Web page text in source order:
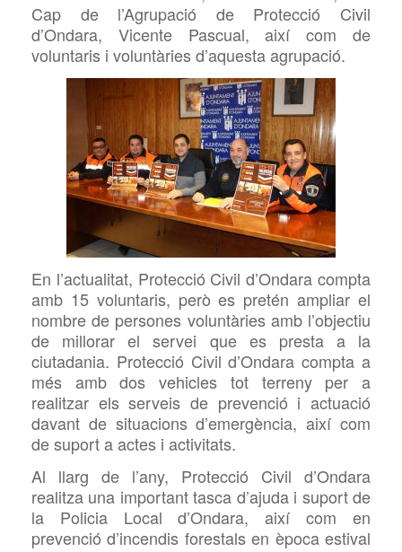
Cap de l’Agrupació de Protecció Civil
d’Ondara, Vicente Pascual, així com de
voluntaris i voluntàries d’aquesta agrupació.
En l’actualitat, Protecció Civil d’Ondara compta
amb 15 voluntaris, però es pretén ampliar el
nombre de persones voluntàries amb l’objectiu
de millorar el servei que es presta a la
ciutadania. Protecció Civil d’Ondara compta a
més amb dos vehicles tot terreny per a
realitzar els serveis de prevenció i actuació
davant de situacions d’emergència, així com
de suport a actes i activitats.
Al llarg de l’any, Protecció Civil d’Ondara
realitza una importanttasca d’ajudai suport de
la Policia Local d’Ondara, així com en
prevenció d’incendis forestals en època estival